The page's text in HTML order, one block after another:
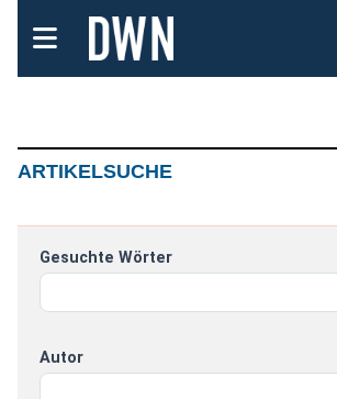
ARTIKELSUCHE
Gesuchte Wörter
Autor